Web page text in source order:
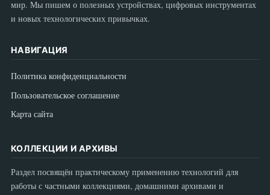
мир. Мы пишем о полезных устройствах, цифровых инструментах
и новых технологических привычках.
НАВИГАЦИЯ
Политика конфиденциальности
Пользовательское соглашение
Карта сайта
КОЛЛЕКЦИИ И АРХИВЫ
Раздел посвящён практическому применению технологий для
работы с частными коллекциями, домашними архивами и